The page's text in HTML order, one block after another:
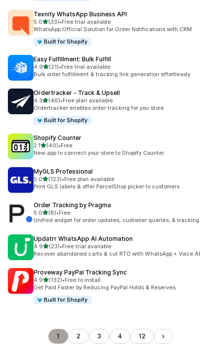
Texnity WhatsApp Business API
5.0เต็ม 5 ดาว
(33)
ทั้งหมด 33 รีวิว
•Free trial available
WhatsApp Official Solution for Order Notifications with CRM
Built for Shopify
Easy Fulfillment: Bulk Fulfill
4.9เต็ม 5 ดาว
(21)
ทั้งหมด 21 รีวิว
•Free trial available
Bulk order fulfillment & tracking link generation effortlessly
Ordertracker ‑ Track & Upsell
4.3เต็ม 5 ดาว
(46)
ทั้งหมด 46 รีวิว
•Free plan available
Ordertracker enables order tracking for you store.
Built for Shopify
Shopify Counter
2.1เต็ม 5 ดาว
(40)
ทั้งหมด 40 รีวิว
•Free
New app to connect your store to Shopify Counter
MyGLS Professional
5.0เต็ม 5 ดาว
(123)
ทั้งหมด 123 รีวิว
•Free plan available
Print GLS labels & offer ParcelShop picker to customers
Order Tracking by Pragma
5.0เต็ม 5 ดาว
(8)
ทั้งหมด 8 รีวิว
•Free
Unified widget for order updates, customer queries, & tracking
Updatrr WhatsApp AI Automation
4.9เต็ม 5 ดาว
(23)
ทั้งหมด 23 รีวิว
•Free trial available
Recover abandoned carts & cut RTO with WhatsApp + Voice AI
Proveway PayPal Tracking Sync
4.9เต็ม 5 ดาว
(132)
ทั้งหมด 132 รีวิว
•Free to install
Get Paid Faster by Reducing PayPal Holds & Reserves.
Built for Shopify
1 2 3 4 12